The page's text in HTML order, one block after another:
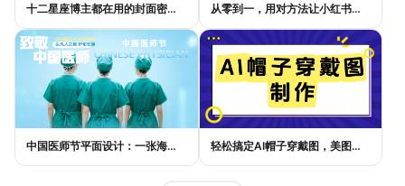
十二星座博主都在用的封面密码，星座小红书封面标题这样写才吸睛 从零到一，用对方法让小红书种草笔记的流量自己找上门
中国医师节平面设计：一张海报如何讲好白衣故事 轻松搞定AI帽子穿戴图，美图设计室电商主图教程